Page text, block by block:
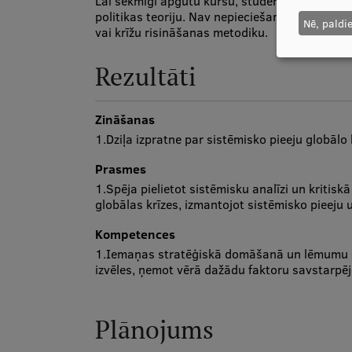
politikas teoriju. Nav nepieciešamas
vai krīžu risināšanas metodiku.
Rezultāti
Zināšanas
1.Dziļa izpratne par sistēmisko pieeju
Prasmes
1.Spēja pielietot sistēmisku analīzi un
globālas krīzes, izmantojot sistēmisko pieeju
Kompetences
1.Iemaņas stratēģiskā domāšanā un
izvēles, ņemot vērā dažādu faktoru
Plānojums
Nē,